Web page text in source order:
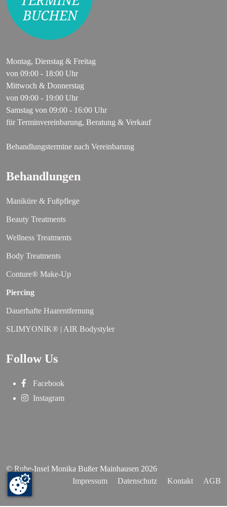
Montag, Dienstag & Freitag
von 09:00 - 18:00 Uhr
Mittwoch & Donnerstag
von 09:00 - 19:00 Uhr
Samstag von 09:00 - 16:00 Uhr
für Terminvereinbarung, Beratung & Verkauf
Behandlungstermine nach Vereinbarung
Behandlungen
Maniküre & Fußpflege
Beauty Treatments
Wellness Treatments
Body Treatments
Conture® Make-Up
Piercing
Dauerhafte Haarentfernung
SLIMYONIK® | AIR Bodystyler
Follow Us
Facebook
Instagram
© Ruhe-Insel Monika Bußer Mainhausen 2026
Impressum
Datenschutz Kontakt AGB